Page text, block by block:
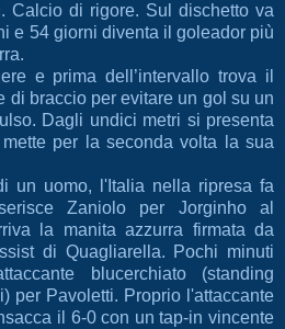
Calcio di rigore. Sul dischetto va
e 54 giorni diventa il goleador più
e prima dell’intervallo trova il
di braccio per evitare un gol su un
Dagli undici metri si presenta
per la seconda volta la sua
un uomo, l'Italia nella ripresa fa
Zaniolo per Jorginho al
la manita azzurra firmata da
di Quagliarella. Pochi minuti
blucerchiato (standing
per Pavoletti. Proprio l'attaccante
il 6-0 con un tap-in vincente